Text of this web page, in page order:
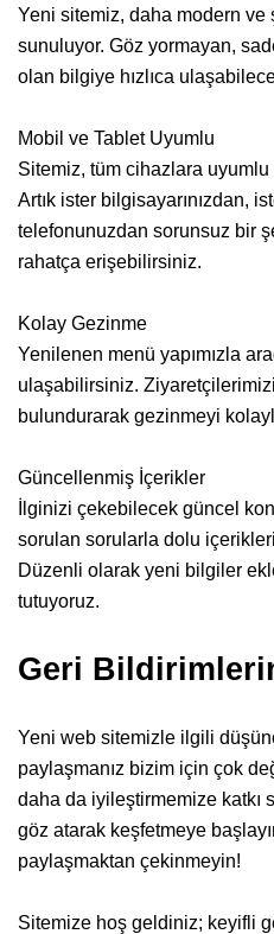
Yeni sitemiz, daha modern ve
sunuluyor. Göz yormayan,
olan bilgiye hızlıca
Mobil ve Tablet Uyumlu
Sitemiz, tüm cihazlara
Artık ister bilgisayarınızdan,
telefonunuzdan sorunsuz bir
rahatça erişebilirsiniz.
Kolay Gezinme
Yenilenen menü yapımızla
ulaşabilirsiniz.
bulundurarak gezinmeyi
Güncellenmiş İçerikler
İlginizi çekebilecek güncel
sorulan sorularla dolu
Düzenli olarak yeni bilgiler
tutuyoruz.
Geri
Yeni web sitemizle ilgili
paylaşmanız bizim için çok
daha da iyileştirmemize katkı
göz atarak keşfetmeye
paylaşmaktan çekinmeyin!
Sitemize hoş geldiniz; keyifli